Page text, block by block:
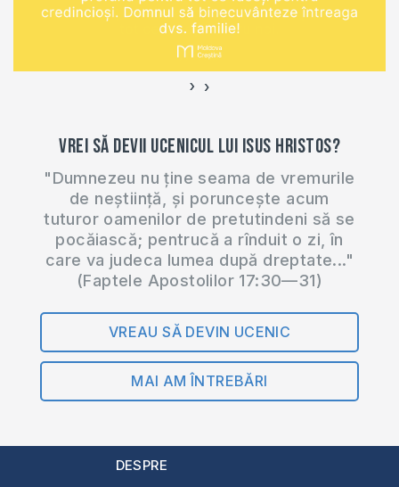
Youtube:
http://bit.ly/2m6kaNo
BUNAVESTIREA
Chișinău,…
‹ ›
Vrei să devii ucenicul lui Isus Hristos?
"Dumnezeu nu ține seama de vremurile
de neștiință, și poruncește acum
tuturor oamenilor de pretutindeni să se
pocăiască; pentrucă a rînduit o zi, în
care va judeca lumea după dreptate..."
(Faptele Apostolilor 17:30—31)
VREAU SĂ DEVIN UCENIC
MAI AM ÎNTREBĂRI
DESPRE